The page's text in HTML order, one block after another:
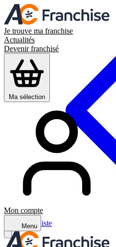
Je trouve ma franchise
Actualités
Devenir franchisé
Ma sélection
Mon compte
Menu
Retour à la liste